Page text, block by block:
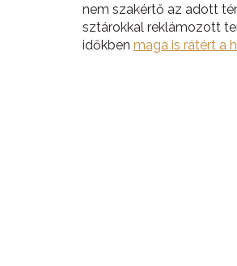
nem szakértő az adott
sztárokkal reklámozott
időkben maga is rátért a